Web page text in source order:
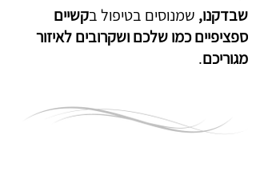
שבדקנו, שמנוסים בטיפול בקשיים
ספציפיים כמו שלכםושקרובים לאיזור
מגוריכם.